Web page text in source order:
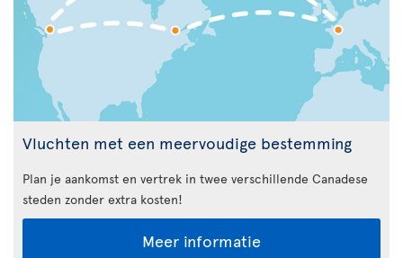
Vluchten met een meervoudige bestemming
Plan je aankomst en vertrek in twee verschillende Canadese
steden zonder extra kosten!
Meer informatie